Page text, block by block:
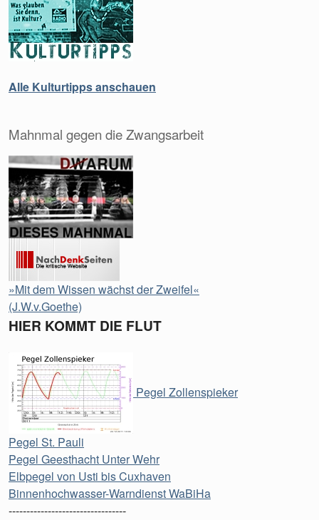
Alle Kulturtipps anschauen
Mahnmal gegen die Zwangsarbeit
»Mit dem Wissen wächst der Zweifel«
(J.W.v.Goethe)
HIER KOMMT DIE FLUT
Pegel Zollenspieker
Pegel St. Pauli
Pegel Geesthacht Unter Wehr
Elbpegel von Usti bis Cuxhaven
Binnenhochwasser-Warndienst WaBiHa
---------------------------------